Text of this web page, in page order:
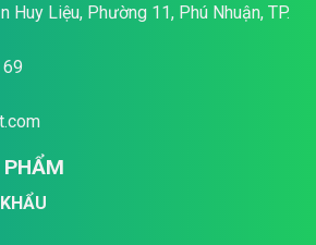
Huy Liệu, Phường 11, Phú Nhuận, TP.
69
PHẨM